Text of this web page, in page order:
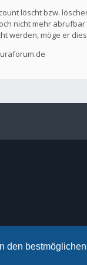
den
löscht bzw.
nicht mehr
werden, möge er